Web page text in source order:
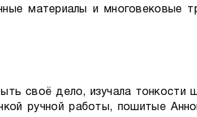
материалы и многовековые
своё дело, изучала тонкости
ручной работы, пошитые